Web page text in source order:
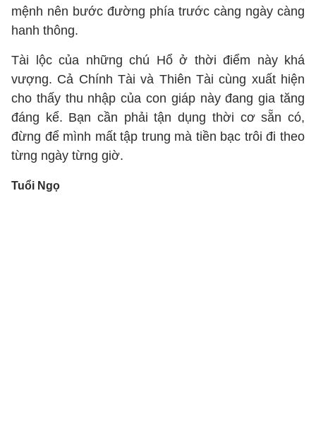
mệnh nên bước đường phía trước càng ngày càng
hanh thông.
Tài lộc của những chú Hổ ở thời điểm này khá
vượng. Cả Chính Tài và Thiên Tài cùng xuất hiện
cho thấy thu nhập của con giáp này đang gia tăng
đáng kể. Bạn cần phải tận dụng thời cơ sẵn có,
đừng để mình mất tập trung mà tiền bạc trôi đi theo
từng ngày từng giờ.
Tuổi Ngọ